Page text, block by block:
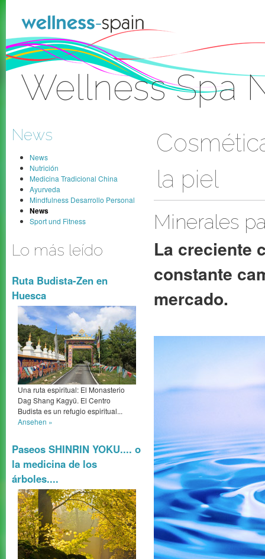
Wellness Spa
News
News
Nutrición
Medicina Tradicional China
Ayurveda
Mindfulness Desarrollo Personal
News
Sport und Fitness
Lo más leído
Ruta Budista-Zen en
Huesca
Una ruta espiritual: El Monasterio
Dag Shang Kagyü. El Centro
Budista es un refugio espiritual...
Ansehen »
Paseos SHINRIN YOKU.... o
la medicina de los
árboles....
la piel
Minerales
La creciente
constante
mercado.